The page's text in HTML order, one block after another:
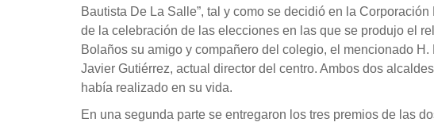
Bautista De La Salle”, tal y como se decidió en la
de la celebración de las elecciones en las que se produjo el
Bolaños su amigo y compañero del colegio, el mencionado
Javier Gutiérrez, actual director del centro. Ambos dos
había realizado en su vida.
En una segunda parte se entregaron los tres premios de las